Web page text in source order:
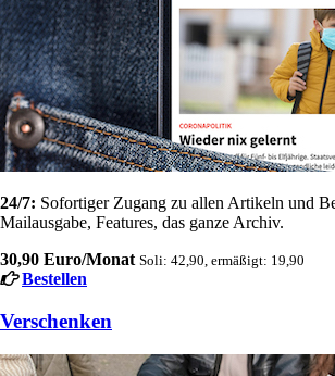
24/7: Sofortiger Zugang zu allen Artikeln und
Mailausgabe, Features, das ganze Archiv.
30,90 Euro/Monat Soli: 42,90, ermäßigt: 19,90
Bestellen
Verschenken